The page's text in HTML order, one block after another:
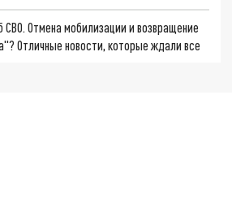
СВО. Отмена мобилизации и возвращение
Отличные новости, которые ждали все